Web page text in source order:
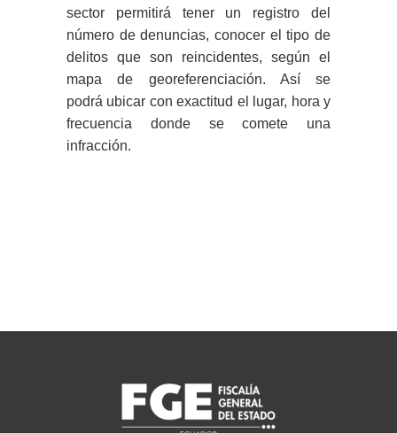
sector permitirá tener un registro del
número de denuncias, conocer el tipo de
delitos que son reincidentes, según el
mapa de georeferenciación. Así se
podrá ubicar con exactitud el lugar, hora y
frecuencia donde se comete una
infracción.